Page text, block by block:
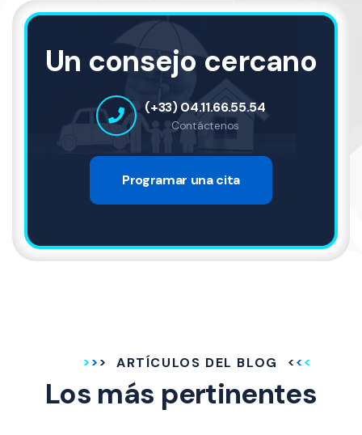
Un consejo cercano
(+33) 04.11.66.55.54
Contáctenos
Programar una cita
ARTÍCULOS DEL BLOG
Los más pertinentes